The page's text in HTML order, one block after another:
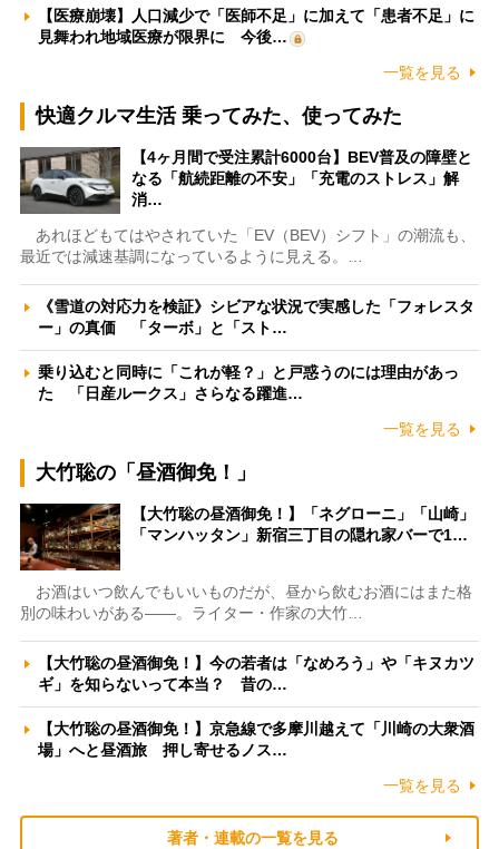
【医療崩壊】人口減少で「医師不足」に加えて「患者不足」に
見舞われ地域医療が限界に 今後…
一覧を見る
快適クルマ生活 乗ってみた、使ってみた
【4ヶ月間で受注累計6000台】BEV普及の障壁と
なる「航続距離の不安」「充電のストレス」解
消…
あれほどもてはやされていた「EV（BEV）シフト」の潮流も、
最近では減速基調になっているように見える。…
《雪道の対応力を検証》シビアな状況で実感した「フォレスタ
ー」の真価 「ターボ」と「スト…
乗り込むと同時に「これが軽？」と戸惑うのには理由があっ
た 「日産ルークス」さらなる躍進…
一覧を見る
大竹聡の「昼酒御免！」
【大竹聡の昼酒御免！】「ネグローニ」「山崎」
「マンハッタン」新宿三丁目の隠れ家バーで1…
お酒はいつ飲んでもいいものだが、昼から飲むお酒にはまた格
別の味わいがある――。ライター・作家の大竹…
【大竹聡の昼酒御免！】今の若者は「なめろう」や「キヌカツ
ギ」を知らないって本当？ 昔の…
【大竹聡の昼酒御免！】京急線で多摩川越えて「川崎の大衆酒
場」へと昼酒旅 押し寄せるノス…
一覧を見る
著者・連載の一覧を見る